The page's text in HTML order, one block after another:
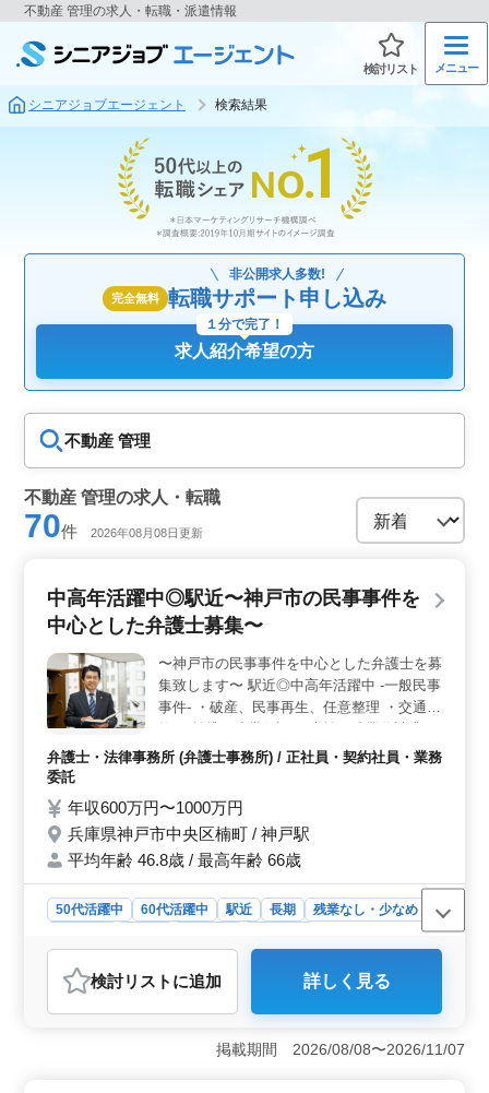
不動産 管理の求人・転職・派遣情報
検討リスト メニュー
シニアジョブエージェント 検索結果
完全無料
非公開求人多数!
転職サポート申し込み
求人紹介希望の方
１分で完了！
不動産 管理
不動産 管理の求人・転職
70件 2026年08月08日更新
中高年活躍中◎駅近〜神戸市の民事事件を
中心とした弁護士募集〜
〜神戸市の民事事件を中心とした弁護士を募
集致します〜 駅近◎中高年活躍中 -一般民事
事件- ・破産、民事再生、任意整理 ・交通事
不動産問題 ・売買代金請求 ・B型肝炎訴訟
者の虐待 ・高齢者・障害者の財産管理 解決
のための方法が見つかるかもしれません相談
してみてください！ 現在50歳以上も活躍し
ている企業です。 ぜひ今までの経験を活か
して頂ける方のご応募お待ちしております♪
弁護士・法律事務所 (弁護士事務所) / 正社員・契約社員・業務
委託
年収600万円〜1000万円
兵庫県神戸市中央区楠町 / 神戸駅
平均年齢 46.8歳 / 最高年齢 66歳
50代活躍中 60代活躍中 駅近 長期
残業なし・少なめ
おすすめポイント
＜中高年活躍中のアクセント＞ 神戸市の中心部に位置
する当法事務所は、中高年の方々が活躍できる環境を提
供しています。駅近の便利な立地で、経験を生かして更
検討リスト に追加 詳しく見る
掲載期間 2026/08/08〜2026/11/07